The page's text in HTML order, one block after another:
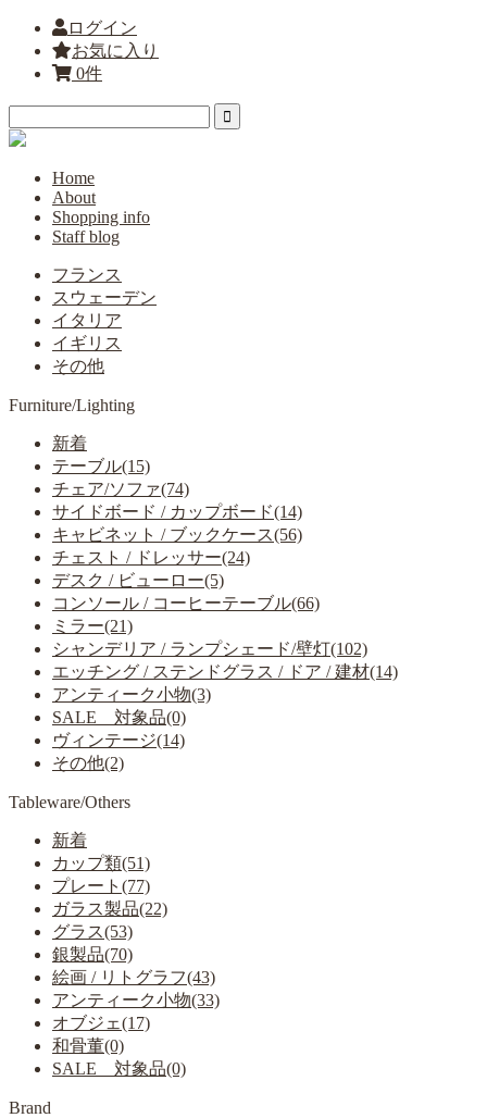
ログイン
お気に入り
0件
Home
About
Shopping info
Staff blog
フランス
スウェーデン
イタリア
イギリス
その他
Furniture/Lighting
新着
テーブル(15)
チェア/ソファ(74)
サイドボード / カップボード(14)
キャビネット / ブックケース(56)
チェスト / ドレッサー(24)
デスク / ビューロー(5)
コンソール / コーヒーテーブル(66)
ミラー(21)
シャンデリア / ランプシェード/壁灯(102)
エッチング / ステンドグラス / ドア / 建材(14)
アンティーク小物(3)
SALE 対象品(0)
ヴィンテージ(14)
その他(2)
Tableware/Others
新着
カップ類(51)
プレート(77)
ガラス製品(22)
グラス(53)
銀製品(70)
絵画 / リトグラフ(43)
アンティーク小物(33)
オブジェ(17)
和骨董(0)
SALE 対象品(0)
Brand